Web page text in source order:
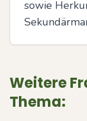
sowie
Weitere
Thema: